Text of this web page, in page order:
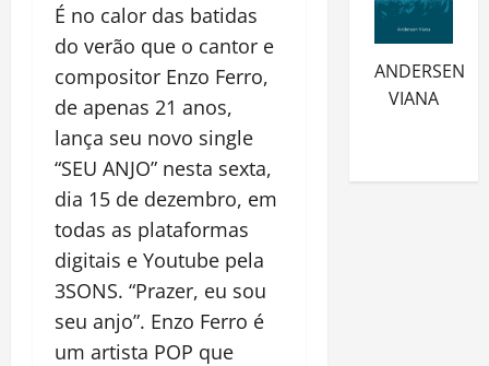
É no calor das batidas
do verão que o cantor e
compositor Enzo Ferro,
de apenas 21 anos,
lança seu novo single
“SEU ANJO” nesta sexta,
dia 15 de dezembro, em
todas as plataformas
digitais e Youtube pela
3SONS. “Prazer, eu sou
seu anjo”. Enzo Ferro é
um artista POP que
ANDERSEN
VIANA